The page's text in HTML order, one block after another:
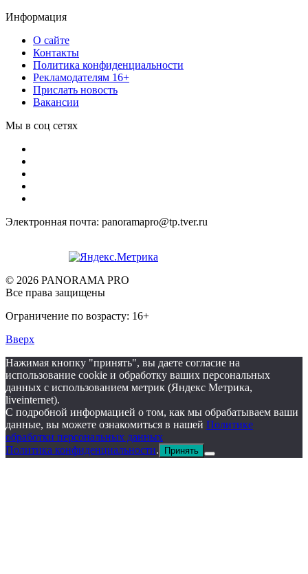
Информация
О сайте
Контакты
Политика конфиденциальности
Рекламодателям 16+
Прислать новость
Вакансии
Мы в соц сетях
Электронная почта: panoramapro@tp.tver.ru
© 2026 PANORAMA PRO
Все права защищены
Ограничение по возрасту: 16+
Вверх
Нажимая кнопку "принять", вы даете согласие на
использование cookie и обработку ваших персональных
данных с использованием метрик (Яндекс Метрика,
liveinternet).
С подробной информацией о том, как мы обрабатываем ваши
данные, вы можете ознакомиться в нашей Политике
обработки персональных данных
Политика конфиденциальности. Принять